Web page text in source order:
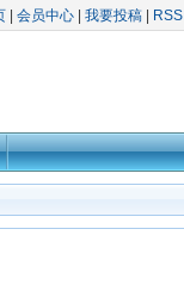
会员中心 我要投稿 RSS